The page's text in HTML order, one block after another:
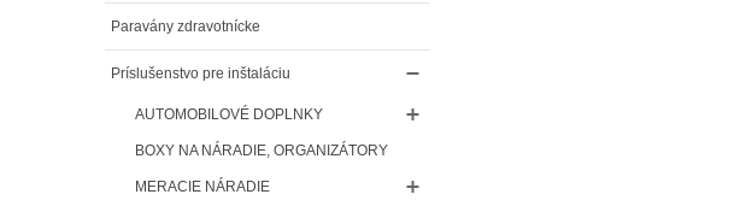
Paravány zdravotnícke
Príslušenstvo pre inštaláciu
AUTOMOBILOVÉ DOPLNKY
BOXY NA NÁRADIE, ORGANIZÁTORY
MERACIE NÁRADIE